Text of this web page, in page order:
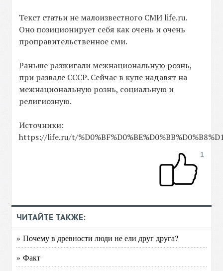
Текст статьи не малоизвестного СМИ life.ru.
Оно позиционирует себя как очень и очень
проправительственное сми.
Раньше разжигали межнациональную рознь,
при развале СССР. Сейчас в купе надавят на
межнациональную рознь, социальную и
религиозную.
Источники:
https://life.ru/t/
1
ЧИТАЙТЕ ТАКЖЕ:
» Почему в древности люди не ели друг друга?
» Факт